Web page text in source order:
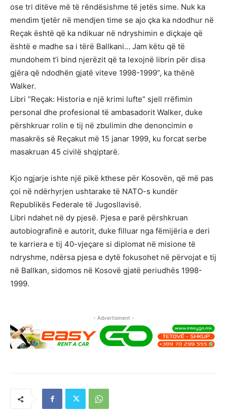
ose tri ditëve më të rëndësishme të jetës sime. Nuk ka
mendim tjetër në mendjen time se ajo çka ka ndodhur në
Reçak është që ka ndikuar në ndryshimin e diçkaje që
është e madhe sa i tërë Ballkani… Jam këtu që të
mundohem t’i bind njerëzit që ta lexojnë librin për disa
gjëra që ndodhën gjatë viteve 1998-1999”, ka thënë
Walker.
Libri “Reçak: Historia e një krimi lufte” sjell rrëfimin
personal dhe profesional të ambasadorit Walker, duke
përshkruar rolin e tij në zbulimin dhe denoncimin e
masakrës së Reçakut më 15 janar 1999, ku forcat serbe
masakruan 45 civilë shqiptarë.
Kjo ngjarje ishte një pikë kthese për Kosovën, që më pas
çoi në ndërhyrjen ushtarake të NATO-s kundër
Republikës Federale të Jugosllavisë.
Libri ndahet në dy pjesë. Pjesa e parë përshkruan
autobiografinë e autorit, duke filluar nga fëmijëria e deri
te karriera e tij 40-vjeçare si diplomat në misione të
ndryshme, ndërsa pjesa e dytë fokusohet në përvojat e tij
në Ballkan, sidomos në Kosovë gjatë periudhës 1998-
1999.
- Advertisment -